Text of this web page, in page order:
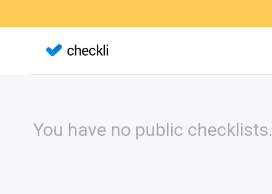
You have no public checklists.